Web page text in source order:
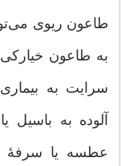
طاعون ریوی
به طاعون
سرایت به
آلوده به
عطسه یا سرفهٔ